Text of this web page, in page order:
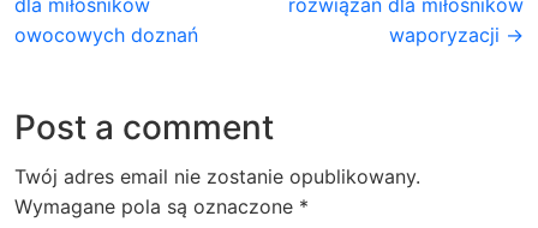
owocowych doznań
waporyzacji →
Post a comment
Twój adres email nie zostanie opublikowany.
Wymagane pola są oznaczone *